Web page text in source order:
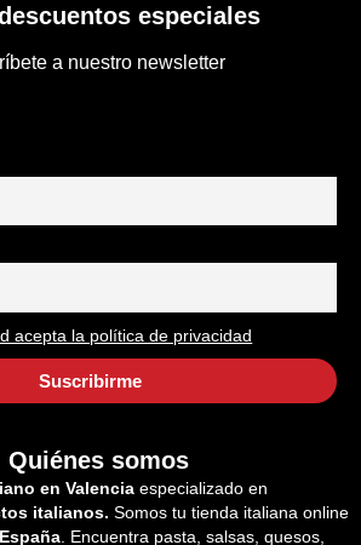
especiales
a nuestro newsletter
acepta la política de privacidad
Quiénes somos
en Valencia especializado en
italianos. Somos tu tienda italiana online
. Encuentra pasta, salsas, quesos,